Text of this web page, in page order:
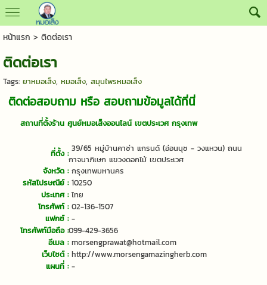
หน้าแรก > ติดต่อเรา
ติดต่อเรา
Tags: ยาหมอเส็ง, หมอเส็ง, สมุนไพรหมอเส็ง
ติดต่อสอบถาม หรือ สอบถามข้อมูลได้ที่นี่
สถานที่ตั้งร้าน ศูนย์หมอเส็งออนไลน์ เขตประเวศ กรุงเทพ
ที่ตั้ง : 39/65 หมู่บ้านคาซ่า แกรนด์ (อ่อนนุช - วงแหวน) ถนน
กาจนาภิเษก แขวงดอกไม้ เขตประเวศ
จังหวัด :กรุงเทพมหานคร
รหัสไปรษณีย์ :10250
ประเทศ :ไทย
โทรศัพท์ :02-136-1507
แฟกซ์ :-
โทรศัพท์มือถือ :099-429-3656
อีเมล :morsengprawat@hotmail.com
เว็บไซต์ : http://www.morsengamazingherb.com
แผนที่ :-